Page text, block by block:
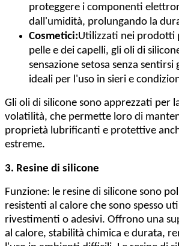
proteggere i componenti
dall'umidità, prolungando la
Cosmetici:Utilizzati nei prodotti
pelle e dei capelli, gli oli di
sensazione setosa senza sentirsi
ideali per l'uso in sieri e
Gli oli di silicone sono apprezzati per
volatilità, che permette loro di
proprietà lubrificanti e protettive
estreme.
3. Resine di silicone
Funzione: le resine di silicone sono
resistenti al calore che sono spesso
rivestimenti o adesivi. Offrono una
al calore, stabilità chimica e durata,